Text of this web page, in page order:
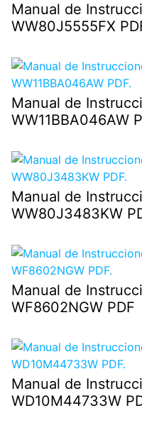
Manual de
WW80J5555FX
Manual de
WW11BBA046AW
Manual de
WW80J3483KW
Manual de
WF8602NGW PDF
Manual de
WD10M44733W